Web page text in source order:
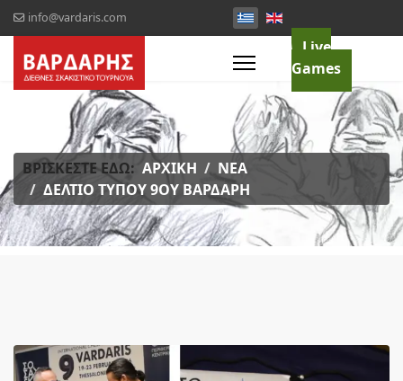
info@vardaris.com
Live
Games
ΒΡΊΣΚΕΣΤΕ ΕΔΏ: ΑΡΧΙΚΉ
ΝΈΑ
ΔΕΛΤΊΟ ΤΎΠΟΥ 9ΟΥ ΒΑΡΔΆΡΗ